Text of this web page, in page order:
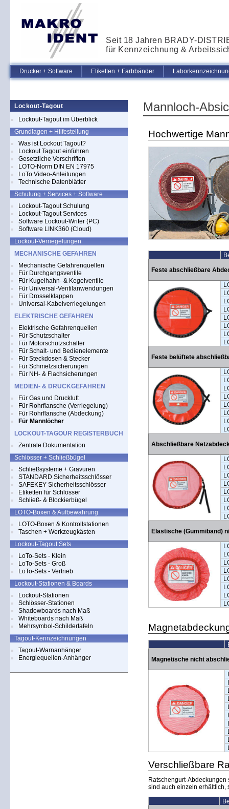
Seit 18 Jahren BRADY-
für Kennzeichnung &
Drucker + Software Etiketten + Farbbänder
Lockout-Tagout
Lockout-Tagout im Überblick
Grundlagen + Hilfestellung
Was ist Lockout Tagout?
Lockout Tagout einführen
Gesetzliche Vorschriften
LOTO-Norm DIN EN 17975
LoTo Video-Anleitungen
Technische Datenblätter
Schulung + Services + Software
Lockout-Tagout Schulung
Lockout-Tagout Services
Software Lockout-Writer (PC)
Software LINK360 (Cloud)
Lockout-Verriegelungen
MECHANISCHE GEFAHREN
Mechanische Gefahrenquellen
Für Durchgangsventile
Für Kugelhahn- & Kegelventile
Für Universal-Ventilanwendungen
Für Drosselklappen
Universal-Kabelverriegelungen
ELEKTRISCHE GEFAHREN
Elektrische Gefahrenquellen
Für Schutzschalter
Für Motorschutzschalter
Für Schalt- und Bedienelemente
Für Steckdosen & Stecker
Für Schmelzsicherungen
Für NH- & Flachsicherungen
MEDIEN- & DRUCKGEFAHREN
Für Gas und Druckluft
Für Rohrflansche (Verriegelung)
Für Rohrflansche (Abdeckung)
Für Mannlöcher
LOCKOUT-TAGOUR REGISTERBUCH
Zentrale Dokumentation
Schlösser + Schließbügel
Schließsysteme + Gravuren
STANDARD Sicherheitsschlösser
SAFEKEY Sicherheitsschlösser
Etiketten für Schlösser
Schließ- & Blockierbügel
LOTO-Boxen & Aufbewahrung
LOTO-Boxen & Kontrollstationen
Taschen + Werkzeugkästen
Lockout-Tagout Sets
LoTo-Sets - Klein
LoTo-Sets - Groß
LoTo-Sets - Vertrieb
Lockout-Stationen & Boards
Lockout-Stationen
Schlösser-Stationen
Shadowboards nach Maß
Whiteboards nach Maß
Mehrsymbol-Schildertafeln
Tagout-Kennzeichnungen
Tagout-Warnanhänger
Energiequellen-Anhänger
Mannloch-
Hochwertige
Feste abschließbare
Feste belüftete
Abschließbare
Elastische (Gummiband)
Magnetische nicht
Verschließbare
Ratschengurt-
sind auch einzeln erhältlich,